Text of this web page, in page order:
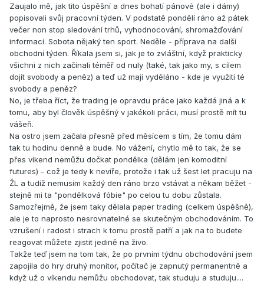
Zaujalo mě, jak tito úspěšní a dnes bohatí pánové (ale i dámy)
popisovali svůj pracovní týden. V podstatě pondělí ráno až pátek
večer non stop sledování trhů, vyhodnocování, shromažďování
informací. Sobota nějaký ten sport. Neděle - příprava na další
obchodní týden. Říkala jsem si, jak je to zvláštní, když prakticky
všichni z nich začínali téměř od nuly (také, tak jako my, s cílem
dojít svobody a peněz) a teď už mají vyděláno - kde je využití té
svobody a peněz?
No, je třeba říct, že trading je opravdu práce jako každá jiná a k
tomu, aby byl člověk úspěšný v jakékoli práci, musí prostě mít tu
vášeň.
Na ostro jsem začala přesně před měsícem s tím, že tomu dám
tak tu hodinu denně a bude. No vážení, chytlo mě to tak, že se
přes víkend nemůžu dočkat pondělka (dělám jen komoditní
futures) - což je tedy k nevíře, protože i tak už šest let pracuju na
ŽL a tudíž nemusím každý den ráno brzo vstávat a někam běžet -
stejně mi ta "pondělková fóbie" po celou tu dobu zůstala.
Samozřejmě, že jsem taky dělala paper trading (celkem úspěšně),
ale je to naprosto nesrovnatelné se skutečným obchodováním. To
vzrušení i radost i strach k tomu prostě patří a jak na to budete
reagovat můžete zjistit jedině na živo.
Takže teď jsem na tom tak, že po prvním týdnu obchodování jsem
zapojila do hry druhý monitor, počítač je zapnutý permanentně a
když už o víkendu nemůžu obchodovat, tak studuju a studuju....